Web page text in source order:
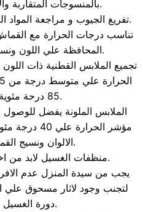
بالمنسوجات المتقاربة والالوان ايضا.
تفريغ الجيوب و مراجعة المواد الصلبة فبل الغسيل.
تناسب درجات الحرارة مع
المحافظة علي اللون ونسيج الملابس.
تجميع الملابس القطنية ذات
85 درحة مئوية.
الملابس الملونة يفضل للوصول
مؤشر الحرارة
الالوان ونسيج القماش.
منظفات الغسيل لابد من اختيارها بعناية.
يجب من سيدة المنزل عدم
لتجنب وجود لاثار مسحوق علي
دورة الغسيل.